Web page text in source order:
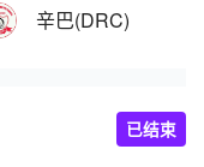
辛巴(DRC)
已结束